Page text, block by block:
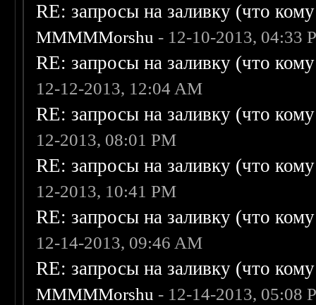
RE: запросы на заливку (что
MMMMMorshu - 12-10-2013, 04:33
RE: запросы на заливку (что
12-12-2013, 12:04 AM
RE: запросы на заливку (что
12-2013, 08:01 PM
RE: запросы на заливку (что
12-2013, 10:41 PM
RE: запросы на заливку (что
12-14-2013, 09:46 AM
RE: запросы на заливку (что
MMMMMorshu - 12-14-2013, 05:08